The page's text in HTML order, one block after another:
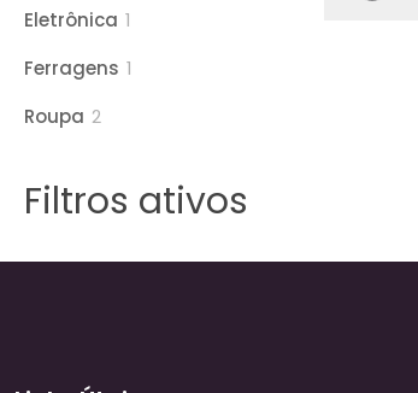
Eletrônica 1
Ferragens 1
Roupa 2
Filtros ativos